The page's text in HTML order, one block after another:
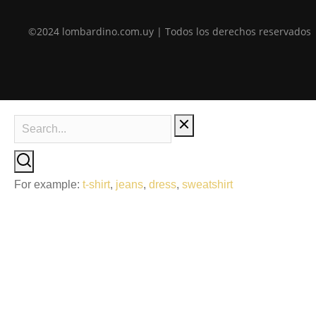
©2024 lombardino.com.uy | Todos los derechos reservados
For example: t-shirt, jeans, dress, sweatshirt